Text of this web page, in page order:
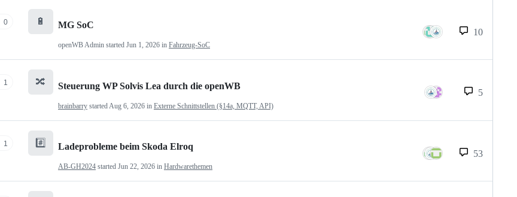
0 🔋 MG SoC
openWB Admin started Jun 1, 2026 in Fahrzeug-SoC
10
1 🔀 Steuerung WP Solvis Lea durch die openWB
brainbarry started Aug 6, 2026 in Externe Schnittstellen (§14a, MQTT, API)
5
1 #️⃣ Ladeprobleme beim Skoda Elroq
AB-GH2024 started Jun 22, 2026 in Hardwarethemen
53